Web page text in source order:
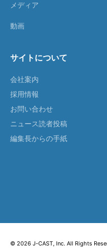
メディア
動画
サイトについて
会社案内
採用情報
お問い合わせ
ニュース読者投稿
編集長からの手紙
© 2026 J-CAST, Inc. All Rights